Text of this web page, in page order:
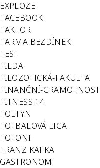
EXPLOZE
FACEBOOK
FAKTOR
FARMA BEZDÍNEK
FEST
FILDA
FILOZOFICKÁ-FAKULTA
FINANČNÍ-GRAMOTNOST
FITNESS 14
FOLTYN
FOTBALOVÁ LIGA
FOTONI
FRANZ KAFKA
GASTRONOM